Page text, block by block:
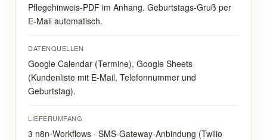
Pflegehinweis-PDF im Anhang. Geburtstags-Gruß per
E-Mail automatisch.
DATENQUELLEN
Google Calendar (Termine), Google Sheets
(Kundenliste mit E-Mail, Telefonnummer und
Geburtstag).
LIEFERUMFANG
3 n8n-Workflows · SMS-Gateway-Anbindung (Twilio